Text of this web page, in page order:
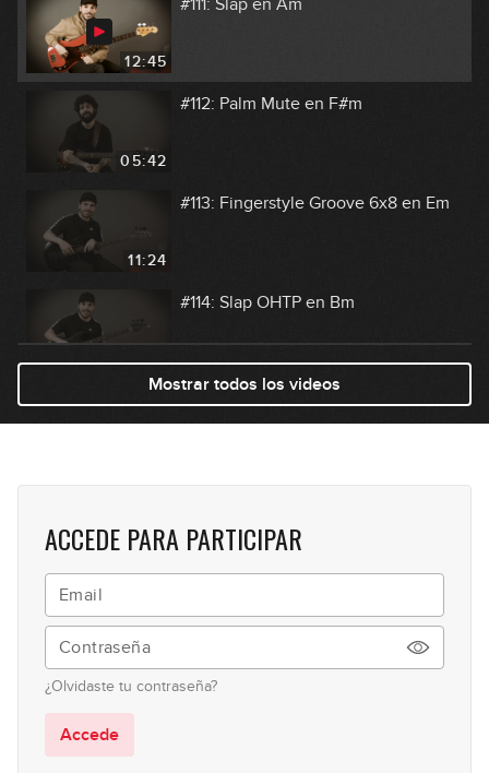
12:45
05:42
#112: Palm Mute en F#m
11:24
#113: Fingerstyle Groove 6x8 en Em
07:47
#114: Slap OHTP en Bm
#115: Línea con 9as y 10as en Em
05:21
04:38
Mostrar todos los videos
ACCEDE PARA PARTICIPAR
¿Olvidaste tu contraseña?
Accede